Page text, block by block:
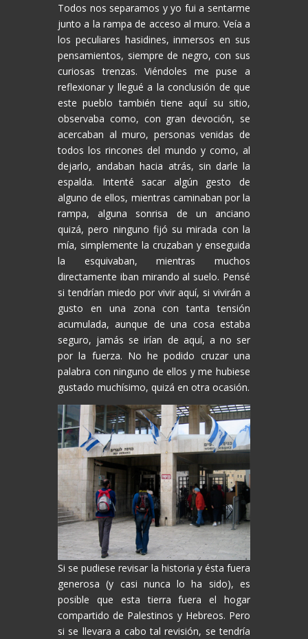
Todos nos separamos y yo fui a sentarme
junto a la rampa de acceso al muro. Veía a
los peculiares hasidines, inmersos en sus
pensamientos, siempre de negro, con sus
curiosas trenzas. Viéndoles me puse a
reflexionar y llegué a la conclusión de que
este pueblo también tiene aquí su sitio,
observaba como, con gran devoción, se
acercaban al muro, personas venidas de
todos los rincones del mundo y como, al
dejarlo, andaban hacia atrás, sin darle la
espalda. Intenté sacar algún gesto de
alguno de ellos, mientras caminaban por la
rampa, alguna sonrisa de un anciano
quizá, pero ninguno fijó su mirada con la
mía, simplemente la cruzaban y enseguida
la esquivaban, mientras muchos
directamente iban mirando al suelo. Pensé
si tendrían miedo por vivir aquí, si vivirán a
gusto en una zona con tanta tensión
acumulada, aunque de una cosa estaba
seguro, jamás se irían de aquí, a no ser
por la fuerza. No he podido cruzar una
palabra con ninguno de ellos y me hubiese
gustado muchísimo, quizá en otra ocasión.
Si se pudiese revisar la historia y ésta fuera
generosa (y casi nunca lo ha sido), es
posible que esta tierra fuera el hogar
compartido de Palestinos y Hebreos. Pero
si se llevara a cabo tal revisión, se tendría